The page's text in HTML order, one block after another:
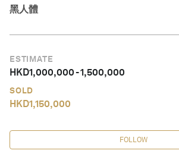
黑人體
ESTIMATE
HKD1,000,000-1,500,000
SOLD
HKD1,150,000
FOLLOW